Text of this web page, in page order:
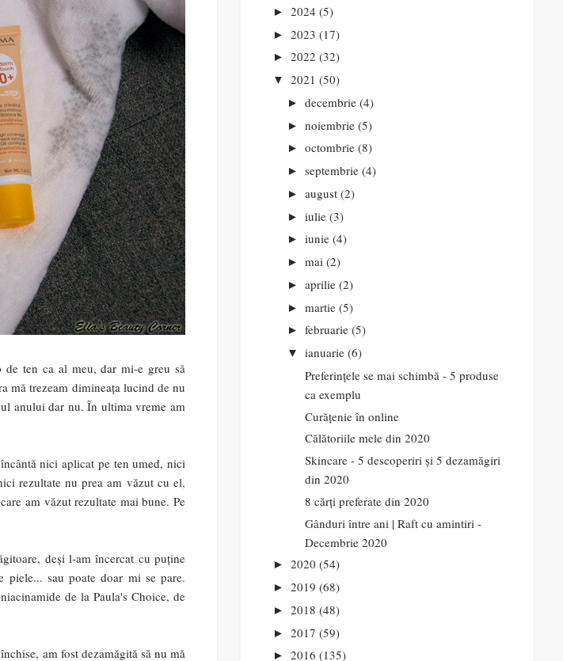
ten ca al meu, dar mi-e greu să
mă trezeam dimineața lucind de nu
anului dar nu. În ultima vreme am
nici aplicat pe ten umed, nici
rezultate nu prea am văzut cu el,
am văzut rezultate mai bune. Pe
deși l-am încercat cu puține
sau poate doar mi se pare.
de la Paula's Choice, de
am fost dezamăgită să nu mă
► 2024 (5)
► 2023 (17)
► 2022 (32)
▼ 2021 (50)
► decembrie (4)
► noiembrie (5)
► octombrie (8)
► septembrie (4)
► august (2)
► iulie (3)
► iunie (4)
► mai (2)
► aprilie (2)
► martie (5)
► februarie (5)
▼ ianuarie (6)
Preferințele se mai schimbă - 5 produse
ca exemplu
Curățenie în online
Călătoriile mele din 2020
Skincare - 5 descoperiri și 5 dezamăgiri
din 2020
8 cărți preferate din 2020
Gânduri între ani | Raft cu amintiri -
Decembrie 2020
► 2020 (54)
► 2019 (68)
► 2018 (48)
► 2017 (59)
► 2016 (135)